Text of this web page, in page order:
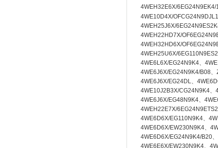
4WEH32E6X/
4WE10D4X/
4WEH25J6X/
4WEH22HD7X/
4WEH32HD6X/
4WEH25U6X/
4WE6L6X/EG24N9K4、
4WE6J6X/EG24N9K4/B08、
4WE6J6X/EG24DL、
4WE10J2B3X/CG24N9K4、
4WE6J6X/EG48N9K4、
4WEH22E7X/
4WE6D6X/EG110N9K4、
4WE6D6X/EW230N9K4、
4WE6D6X/EG24N9K4/B20
4WE6E6X/EW230N9K4、